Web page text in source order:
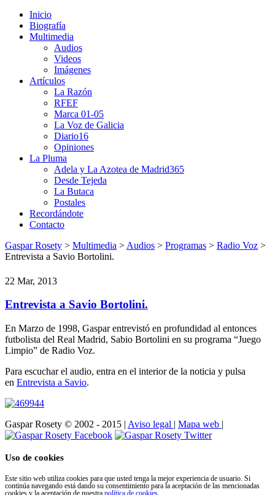
Inicio
Biografía
Multimedia
Audios
Videos
Imágenes
Artículos
La Razón
RFEF
Marca 01-05
La Voz de Galicia
Diario16
Opiniones
La Pluma
Adela y La Azotea de Madrid365
Desde Tejeda
La Butaca
Postales
Recordándote
Contacto
Gaspar Rosety > Multimedia > Audios > Programas > Radio Voz >
Entrevista a Savio Bortolini.
22 Mar, 2013
Entrevista a Savio Bortolini.
En Marzo de 1998, Gaspar entrevistó en profundidad al entonces
futbolista del Real Madrid, Sabio Bortolini en su programa “Juego
Limpio” de Radio Voz.
Para escuchar el audio, entra en el interior de la noticia y pulsa
en Entrevista a Savio.
Gaspar Rosety © 2002 - 2015 | Aviso legal | Mapa web |
Uso de cookies
Este sitio web utiliza cookies para que usted tenga la mejor experiencia de usuario. Si
continúa navegando está dando su consentimiento para la aceptación de las mencionadas
cookies y la aceptación de nuestra política de cookies